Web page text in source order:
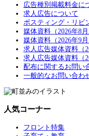
広告種別掲載料金に
求人広告について
ポスティング・リビ
媒体資料（2026年8月
媒体資料（2026年9月
求人広告媒体資料（
求人広告媒体資料（
配布に関するお問い
一般的なお問い合わ
人気コーナー
フロント特集